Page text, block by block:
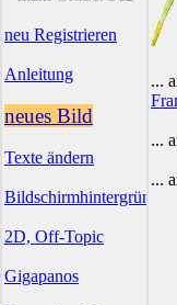
neu Registrieren
Anleitung
neues Bild
Texte ändern
Bildschirmhintergründe
2D, Off-Topic
Gigapanos
...
...
...